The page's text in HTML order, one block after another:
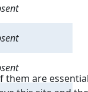
them are